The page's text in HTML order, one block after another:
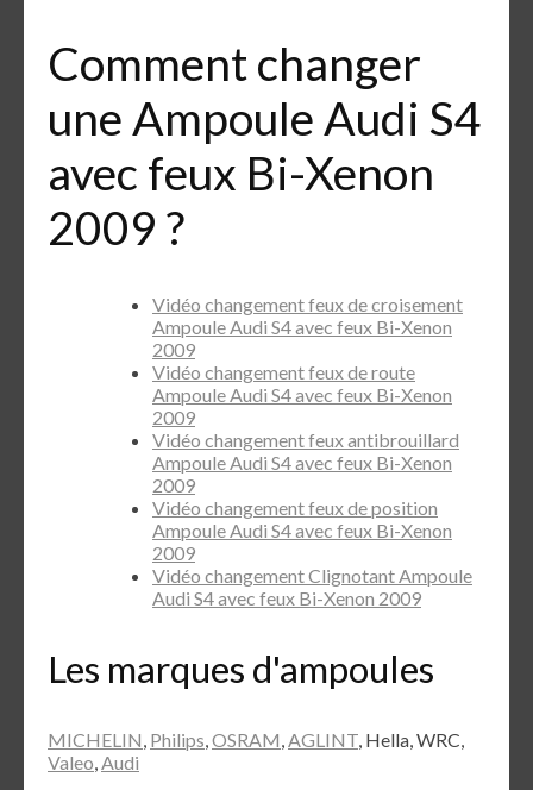
Comment changer
une Ampoule Audi S4
avec feux Bi-Xenon
2009 ?
Vidéo changement feux de croisement
Ampoule Audi S4 avec feux Bi-Xenon
2009
Vidéo changement feux de route
Ampoule Audi S4 avec feux Bi-Xenon
2009
Vidéo changement feux antibrouillard
Ampoule Audi S4 avec feux Bi-Xenon
2009
Vidéo changement feux de position
Ampoule Audi S4 avec feux Bi-Xenon
2009
Vidéo changement Clignotant Ampoule
Audi S4 avec feux Bi-Xenon 2009
Les marques d'ampoules
MICHELIN, Philips,OSRAM,AGLINT, Hella, WRC,
Valeo,Audi